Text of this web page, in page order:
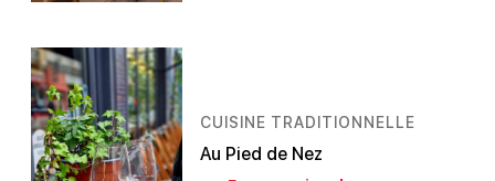
CUISINE TRADITIONNELLE
Au Pied de Nez